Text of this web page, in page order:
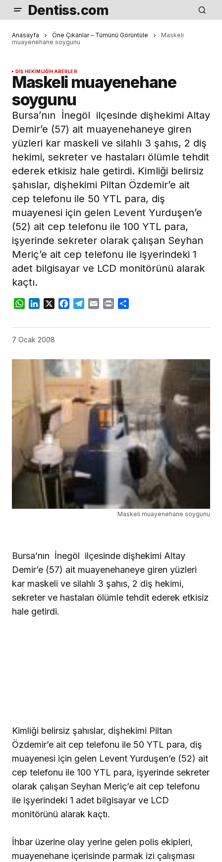
Dentiss.com
Anasayfa Öne Çıkanlar – Tümünü Görüntüle
Maskeli
muayenehane soygunu
DIŞ HEKIMLIĞIHABERLER
Maskeli muayenehane
soygunu
Bursa’nın İnegöl ilçesinde dişhekimi Altay
Demir’e (57) ait muayenehaneye giren
yüzleri kar maskeli ve silahlı 3 şahıs, 2 diş
hekimi, sekreter ve hastaları ölümle tehdit
ederek etkisiz hale getirdi. Kimliği belirsiz
şahıslar, dişhekimi Piltan Özdemir’e ait
cep telefonu ile 50 YTL para, diş
muayenesi için gelen Levent Yurduşen’e
(52) ait cep telefonu ile 100 YTL para,
işyerinde sekreter olarak çalışan Seyhan
Meriç’e ait cep telefonu ile işyerindeki 1
adet bilgisayar ve LCD monitörünü alarak
kaçtı.
WhatsApp
LinkedIn
X Facebook
Telegram
Email Print
7 Ocak 2008
Maskeli muayenehane soygunu
Bursa’nın İnegöl ilçesinde dişhekimi Altay
Demir’e (57) ait muayenehaneye giren yüzleri
kar maskeli ve silahlı 3 şahıs, 2 diş hekimi,
sekreter ve hastaları ölümle tehdit ederek etkisiz
hale getirdi.
Kimliği belirsiz şahıslar, dişhekimi Piltan
Özdemir’e ait cep telefonu ile 50 YTL para, diş
muayenesi için gelen Levent Yurduşen’e (52) ait
cep telefonu ile 100 YTL para, işyerinde sekreter
olarak çalışan Seyhan Meriç’e ait cep telefonu
ile işyerindeki 1 adet bilgisayar ve LCD
monitörünü alarak kaçtı.
İhbar üzerine olay yerine gelen polis ekipleri,
muayenehane içerisinde parmak izi çalışması